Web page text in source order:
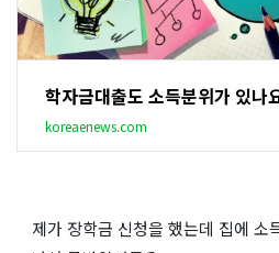
학자금대출도 소득분위가 있나
koreaenews.com
제가 장학금 신청을 했는데 집에 소